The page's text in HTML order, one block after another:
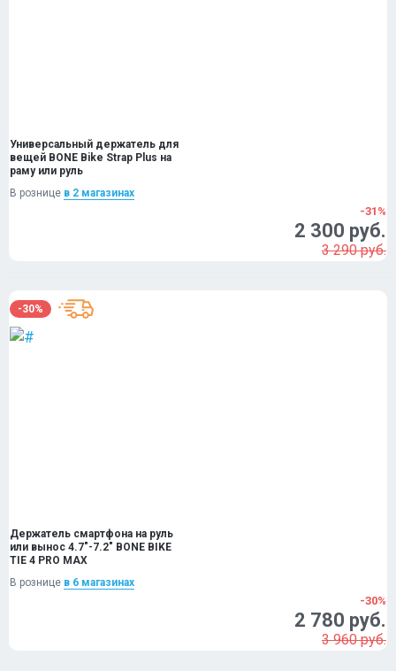
Универсальный держатель для
вещей BONE Bike Strap Plus на
раму или руль
В рознице в 2 магазинах
-31%
2 300 руб.
3 290 руб.
-30%
Держатель смартфона на руль
или вынос 4.7"-7.2" BONE BIKE
TIE 4 PRO MAX
В рознице в 6 магазинах
-30%
2 780 руб.
3 960 руб.